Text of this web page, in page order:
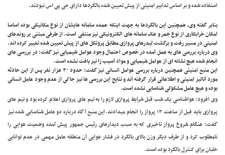
استفاده شده و بر اساس تدابیر امنیتی از پیش تعیین شده بالگردها دارای جی پی اس نبودند.
بنابر گفته وی، همچنین این بالگردها به جهت اینکه عمده سامانه هایشان از نوع مکانیکی بوده اساسا
امکان خرابکاری از نوع جَمر و هک سامانه های الکترونیکی نیز منتفی است. از طرفی مبتنی بر روندهای
امنیتی در مسیر رفت و برگشت لیدرهای پروازی مطابق پروتکل های از پیش تعیین شده تغییر کرده اند.
وی درباره بررسی های به عمل آمده در خصوص احتمال وجود عوامل شیمیایی نیز گفت: در بررسی های
انجام شده هیچ نشانه ای از عوامل شیمیایی و مواد آسیب زا نیز یافت نشده است.
این منبع امنیتی همچنین درباره بررسی عوامل انسانی نیز گفت: حدود ۳۰ هزار نفر پس از این حادثه
مورد آنالیز امنیتی و اطلاعاتی قرار گرفته اند و نتایج این بررسی ها نیز حاکی از عدم وجود عامل انسانی
بوده و هیچ عامل مشکوکی شناسایی نشده است.
وی افزود: هواشناسی یک شب قبل شرایط پروازی لازم را به تیم های پروازی اعلام کرده بود و تیم های
پروازی باید قبل از ساعت ۱۳ پرواز را انجام میدادند.
این منبع آگاه درباره دو عامل شناسایی شده نیز
گفت: هنگام شروع پرواز تاخیری که به سبب دیدارهای رئیس جمهور پیش آمده وضعیت هوایی را
نامطلوب کرد و از طرف دیگر وزن بالای بالگرد در فشار هوایی آن منطقه عامل مهمی در عدم توانایی
خلبان برای کنترل بالگرد بوده است.